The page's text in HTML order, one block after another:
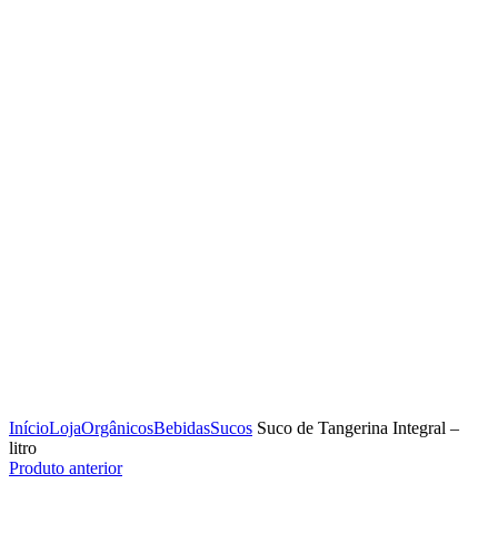
InícioLojaOrgânicosBebidasSucos Suco de Tangerina Integral –
litro
Produto anterior